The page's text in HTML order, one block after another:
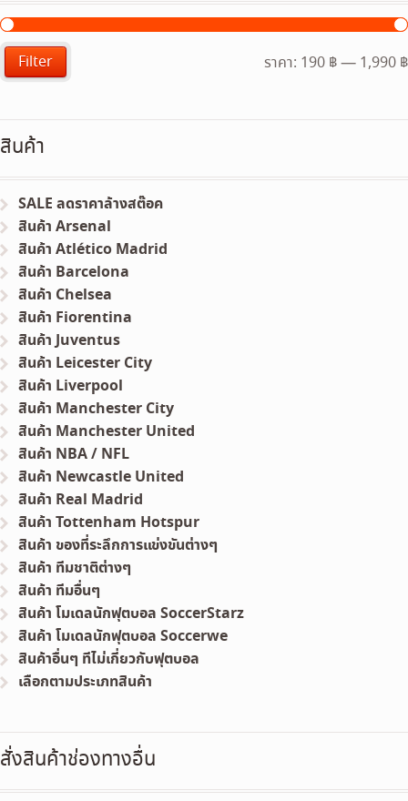
Filter ราคา: 190 ฿— 1,990 ฿
สินค้า
SALE ลดราคาล้างสต๊อค
สินค้า Arsenal
สินค้า Atlético Madrid
สินค้า Barcelona
สินค้า Chelsea
สินค้า Fiorentina
สินค้า Juventus
สินค้า Leicester City
สินค้า Liverpool
สินค้า Manchester City
สินค้า Manchester United
สินค้า NBA / NFL
สินค้า Newcastle United
สินค้า Real Madrid
สินค้า Tottenham Hotspur
สินค้า ของที่ระลึกการแข่งขันต่างๆ
สินค้า ทีมชาติต่างๆ
สินค้า ทีมอื่นๆ
สินค้า โมเดลนักฟุตบอล SoccerStarz
สินค้า โมเดลนักฟุตบอล Soccerwe
สินค้าอื่นๆ ทีไม่เกี่ยวกับฟุตบอล
เลือกตามประเภทสินค้า
สั่งสินค้าช่องทางอื่น